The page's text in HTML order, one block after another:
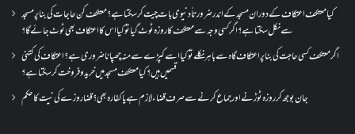
کیا معتکف اعتکاف کے دوران مسجد کے اندر ضرورتاً دنیوی بات چیت کر سکتا ہے؟معتکف کن حاجات کی بنا پر مسجد
سے نکل سکتا ہے؟ اگر کسی وجہ سے معتکف کا روزہ ٹوٹ گیا تو کیا اس کا اعتکاف بھی ٹوٹ جائے گا؟
اگر معتکف کسی حاجت کی بنا پر اعتکاف گاہ سے باہر نکلے تو کیا اسے کپڑے سے منہ چھپانا ضروری ہے؟اعتکاف کی کتنی
قسمیں ہیں؟کیا معتکف مسجد میں خرید و فروخت کر سکتا ہے؟
جان بوجھ کر روزہ ٹوڑنے اور جماع کرنے سے صرف قضاء لازم ہے یا کفارہ بھی؟ قضا روزے کی نیت کا حکم